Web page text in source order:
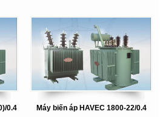
0.4 Máy biến áp HAVEC 1800-22/0.4